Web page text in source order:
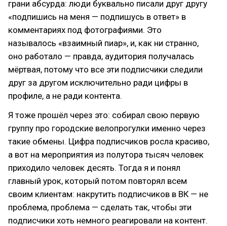
грани абсурда: люди буквально писали друг другу
«подпишись на меня — подпишусь в ответ» в
комментариях под фотографиями. Это
называлось «взаимный пиар», и, как ни странно,
оно работало — правда, аудитория получалась
мёртвая, потому что все эти подписчики следили
друг за другом исключительно ради цифры в
профиле, а не ради контента.
Я тоже прошёл через это: собирал свою первую
группу про городские велопрогулки именно через
такие обмены. Цифра подписчиков росла красиво,
а вот на мероприятия из полутора тысяч человек
приходило человек десять. Тогда я и понял
главный урок, который потом повторял всем
своим клиентам: накрутить подписчиков в ВК — не
проблема, проблема — сделать так, чтобы эти
подписчики хоть немного реагировали на контент.